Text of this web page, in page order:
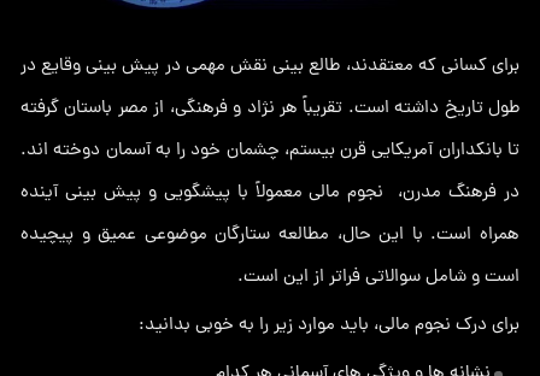
برای کسانی که معتقدند، طالع بینی نقش مهمی در پیش بینی وقایع در
طول تاریخ داشته است. تقریباً هر نژاد و فرهنگی، از مصر باستان گرفته
تا بانکداران آمریکایی قرن بیستم، چشمان خود را به آسمان دوخته اند.
در فرهنگ مدرن، نجوم مالی معمولاً با پیشگویی و پیش بینی آینده
همراه است. با این حال، مطالعه ستارگان موضوعی عمیق و پیچیده
است و شامل سوالاتی فراتر از این است.
برای درک نجوم مالی، باید موارد زیر را به خوبی بدانید: